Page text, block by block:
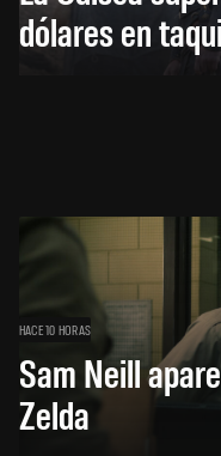
dólares en
HACE 10 HORAS
Sam Neill
Zelda